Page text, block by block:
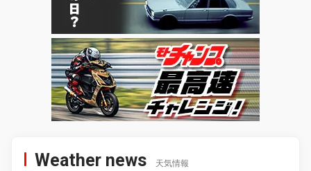
Weather news 天気情報